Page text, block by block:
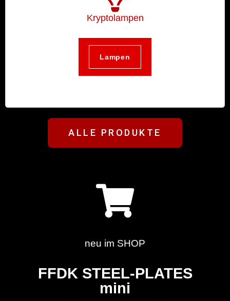
Kryptolampen
Lampen
ALLE PRODUKTE
neu im SHOP
FFDK STEEL-PLATES
mini